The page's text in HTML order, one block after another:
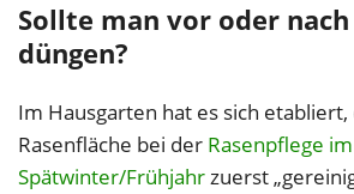
Sollte man vor oder
düngen?
Im Hausgarten hat es sich etabliert,
Rasenfläche bei der Rasenpflege im
Spätwinter/Frühjahrzuerst